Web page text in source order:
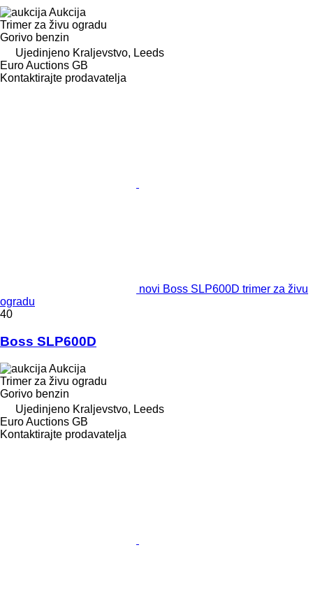
Aukcija
Trimer za živu ogradu
Gorivo benzin
Ujedinjeno Kraljevstvo, Leeds
Euro Auctions GB
Kontaktirajte prodavatelja
novi Boss SLP600D trimer za živu
ogradu
40
Boss SLP600D
Aukcija
Trimer za živu ogradu
Gorivo benzin
Ujedinjeno Kraljevstvo, Leeds
Euro Auctions GB
Kontaktirajte prodavatelja